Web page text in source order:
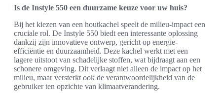
Is de Instyle 550 een duurzame keuze voor uw huis?
Bij het kiezen van een houtkachel speelt de milieu-impact een
cruciale rol. De Instyle 550 biedt een interessante oplossing
dankzij zijn innovatieve ontwerp, gericht op energie-
efficiëntie en duurzaamheid. Deze kachel werkt met een
lagere uitstoot van schadelijke stoffen, wat bijdraagt aan een
schonere omgeving. Dit verlaagt niet alleen de impact op het
milieu, maar versterkt ook de verantwoordelijkheid van de
gebruiker ten opzichte van klimaatverandering.